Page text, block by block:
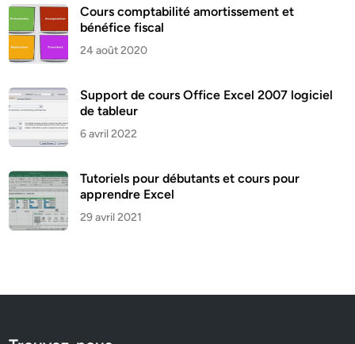
Cours comptabilité amortissement et
bénéfice fiscal
24 août 2020
Support de cours Office Excel 2007 logiciel
de tableur
6 avril 2022
Tutoriels pour débutants et cours pour
apprendre Excel
29 avril 2021